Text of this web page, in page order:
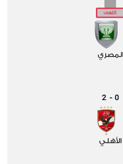
المصري
0
-
2
الأهلي